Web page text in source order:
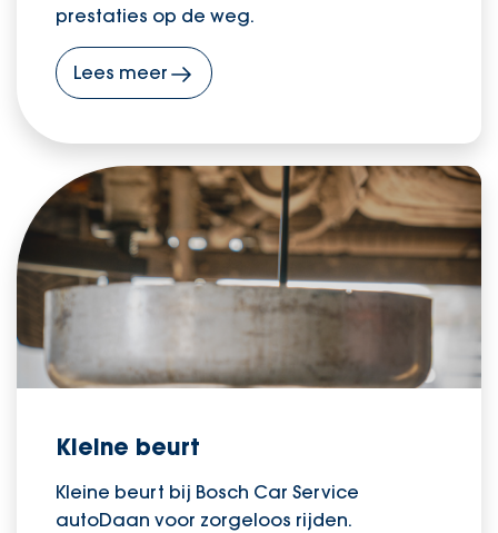
prestaties op de weg.
Lees meer
Kleine beurt
Kleine beurt bij Bosch Car Service
autoDaan voor zorgeloos rijden.